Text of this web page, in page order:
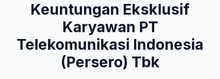
Keuntungan Eksklusif
Karyawan PT
Telekomunikasi Indonesia
(Persero) Tbk